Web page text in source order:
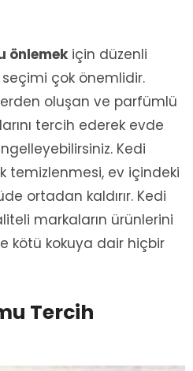
önlemek için düzenli
çok önemlidir.
oluşan ve parfümlü
tercih ederek evde
Kedi
temizlenmesi, ev içindeki
ortadan kaldırır. Kedi
markaların ürünlerini
kötü kokuya dair hiçbir
Tercih